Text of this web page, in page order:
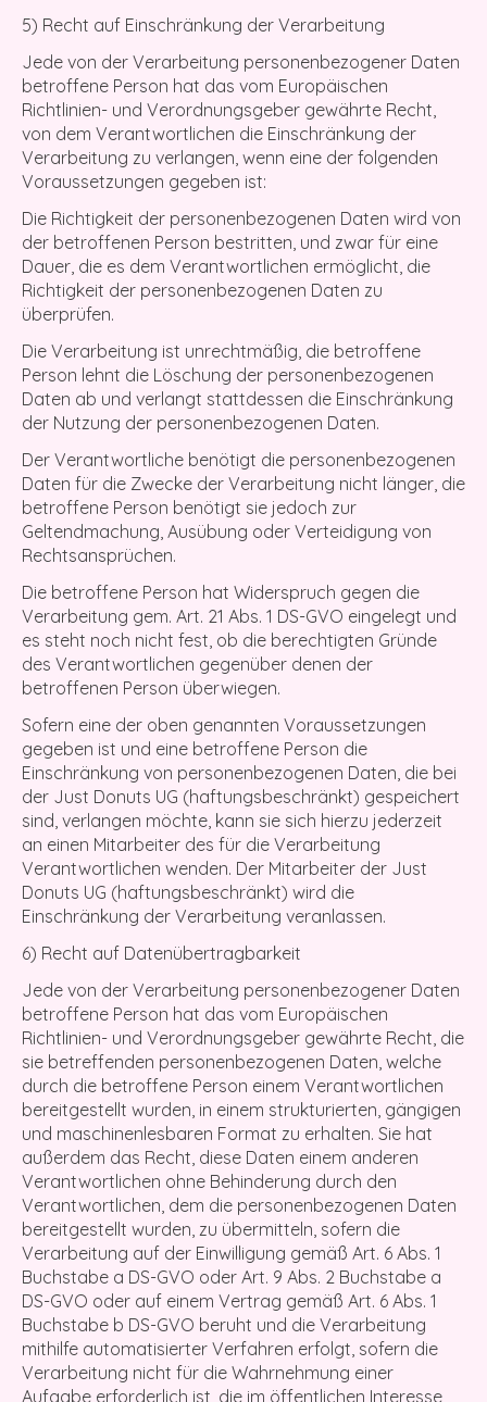
5) Recht auf Einschränkung der Verarbeitung
Jede von der Verarbeitung personenbezogener Daten
betroffene Person hat das vom Europäischen
Richtlinien- und Verordnungsgeber gewährte Recht,
von dem Verantwortlichen die Einschränkung der
Verarbeitung zu verlangen, wenn eine der folgenden
Voraussetzungen gegeben ist:
Die Richtigkeit der personenbezogenen Daten wird von
der betroffenen Person bestritten, und zwar für eine
Dauer, die es dem Verantwortlichen ermöglicht, die
Richtigkeit der personenbezogenen Daten zu
überprüfen.
Die Verarbeitung ist unrechtmäßig, die betroffene
Person lehnt die Löschung der personenbezogenen
Daten ab und verlangt stattdessen die Einschränkung
der Nutzung der personenbezogenen Daten.
Der Verantwortliche benötigt die personenbezogenen
Daten für die Zwecke der Verarbeitung nicht länger, die
betroffene Person benötigt sie jedoch zur
Geltendmachung, Ausübung oder Verteidigung von
Rechtsansprüchen.
Die betroffene Person hat Widerspruch gegen die
Verarbeitung gem. Art. 21 Abs. 1 DS-GVO eingelegt und
es steht noch nicht fest, ob die berechtigten Gründe
des Verantwortlichen gegenüber denen der
betroffenen Person überwiegen.
Sofern eine der oben genannten Voraussetzungen
gegeben ist und eine betroffene Person die
Einschränkung von personenbezogenen Daten, die bei
der Just Donuts UG (haftungsbeschränkt) gespeichert
sind, verlangen möchte, kann sie sich hierzu jederzeit
an einen Mitarbeiter des für die Verarbeitung
Verantwortlichen wenden. Der Mitarbeiter der Just
Donuts UG (haftungsbeschränkt) wird die
Einschränkung der Verarbeitung veranlassen.
6) Recht auf Datenübertragbarkeit
Jede von der Verarbeitung personenbezogener Daten
betroffene Person hat das vom Europäischen
Richtlinien- und Verordnungsgeber gewährte Recht, die
sie betreffenden personenbezogenen Daten, welche
durch die betroffene Person einem Verantwortlichen
bereitgestellt wurden, in einem strukturierten, gängigen
und maschinenlesbaren Format zu erhalten. Sie hat
außerdem das Recht, diese Daten einem anderen
Verantwortlichen ohne Behinderung durch den
Verantwortlichen, dem die personenbezogenen Daten
bereitgestellt wurden, zu übermitteln, sofern die
Verarbeitung auf der Einwilligung gemäß Art. 6 Abs. 1
Buchstabe a DS-GVO oder Art. 9 Abs. 2 Buchstabe a
DS-GVO oder auf einem Vertrag gemäß Art. 6 Abs. 1
Buchstabe b DS-GVO beruht und die Verarbeitung
mithilfe automatisierter Verfahren erfolgt, sofern die
Verarbeitung nicht für die Wahrnehmung einer
Aufgabe erforderlich ist, die im öffentlichen Interesse